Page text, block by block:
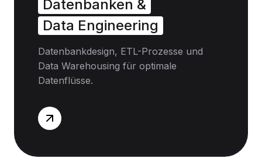
Datenbanken &
Data Engineering
Datenbankdesign, ETL-Prozesse und
Data Warehousing für optimale
Datenflüsse.